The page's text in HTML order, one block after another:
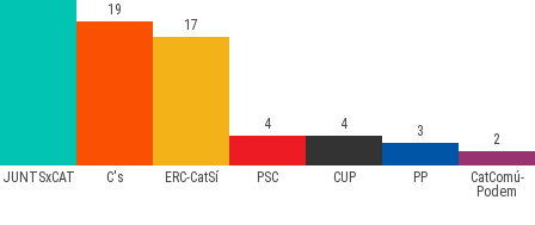
JUNTSxCAT C's ERC-CatSí PSC CUP PP
CatComú-
Podem
19
17
4 4 3 2